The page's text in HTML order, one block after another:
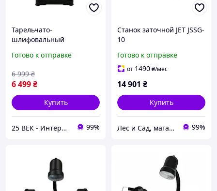
Тарельчато-
шлифовальный
JDBS-5-M
Готово к отправке
6 499₴
6 999 ₴
Купить
25 ВЕК - Интернет-Магазин: электрический, бензиновый, аккумуляторный инструмент и строительство. 99%
Станок заточной JET JSSG-
10
Готово к отправке
от 1490₴/мес
14 901 ₴
Купить
Лес и Сад, магазин инструментов и садово-парковой техники 99%